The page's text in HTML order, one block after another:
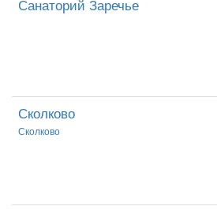
Санаторий Заречье
Сколково
Сколково